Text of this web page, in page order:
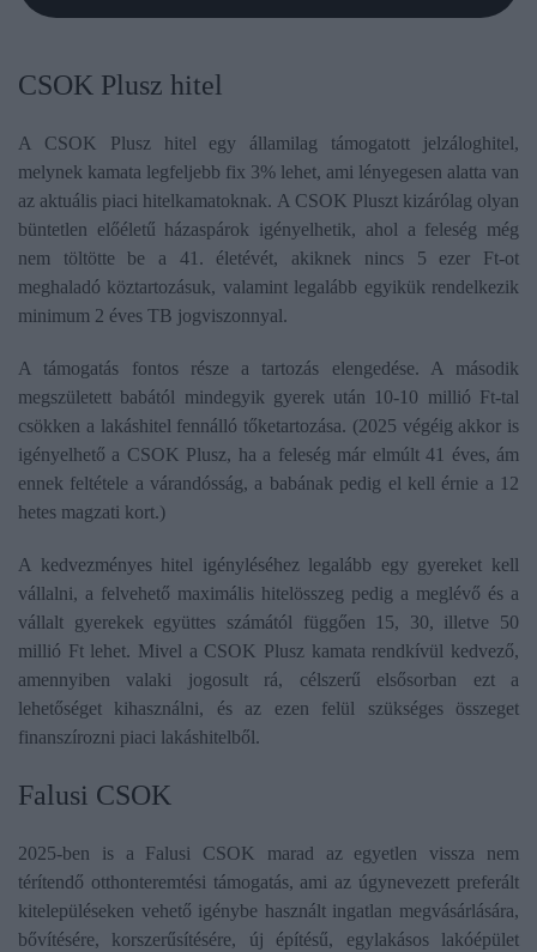
​CSOK Plusz hitel
A CSOK Plusz hitel egy államilag támogatott jelzáloghitel,
melynek kamata legfeljebb fix 3% lehet, ami lényegesen alatta van
az aktuális piaci hitelkamatoknak. A CSOK Pluszt kizárólag olyan
büntetlen előéletű házaspárok igényelhetik, ahol a feleség még
nem töltötte be a 41. életévét, akiknek nincs 5 ezer Ft-ot
meghaladó köztartozásuk, valamint legalább egyikük rendelkezik
minimum 2 éves TB jogviszonnyal.
A támogatás fontos része a tartozás elengedése. A második
megszületett babától mindegyik gyerek után 10-10 millió Ft-tal
csökken a lakáshitel fennálló tőketartozása. (2025 végéig akkor is
igényelhető a CSOK Plusz, ha a feleség már elmúlt 41 éves, ám
ennek feltétele a várandósság, a babának pedig el kell érnie a 12
hetes magzati kort.)
A kedvezményes hitel igényléséhez legalább egy gyereket kell
vállalni, a felvehető maximális hitelösszeg pedig a meglévő és a
vállalt gyerekek együttes számától függően 15, 30, illetve 50
millió Ft lehet. Mivel a CSOK Plusz kamata rendkívül kedvező,
amennyiben valaki jogosult rá, célszerű elsősorban ezt a
lehetőséget kihasználni, és az ezen felül szükséges összeget
finanszírozni piaci lakáshitelből.
​Falusi CSOK
2025-ben is a Falusi CSOK marad az egyetlen vissza nem
térítendő otthonteremtési támogatás, ami az úgynevezett preferált
kitelepüléseken vehető igénybe használt ingatlan megvásárlására,
bővítésére, korszerűsítésére, új építésű, egylakásos lakóépület